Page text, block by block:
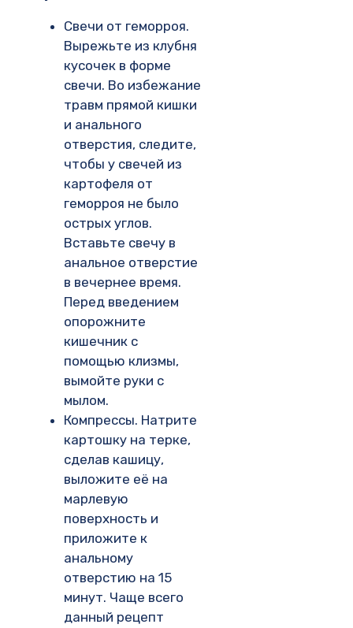
Свечи от геморроя.
Вырежьте из клубня
кусочек в форме
свечи. Во избежание
травм прямой кишки
и анального
отверстия, следите,
чтобы у свечей из
картофеля от
геморроя не было
острых углов.
Вставьте свечу в
анальное отверстие
в вечернее время.
Перед введением
опорожните
кишечник с
помощью клизмы,
вымойте руки с
мылом.
Компрессы. Натрите
картошку на терке,
сделав кашицу,
выложите её на
марлевую
поверхность и
приложите к
анальному
отверстию на 15
минут. Чаще всего
данный рецепт